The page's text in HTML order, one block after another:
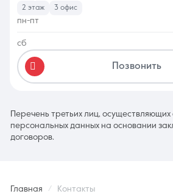
2 этаж 3 офис
пн-пт
сб
Позвонить
Перечень третьих лиц,
персональных данных на основании
договоров.
Главная Контакты